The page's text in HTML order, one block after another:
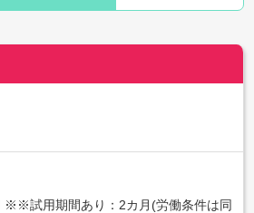
※※試用期間あり：2カ月(労働条件は同